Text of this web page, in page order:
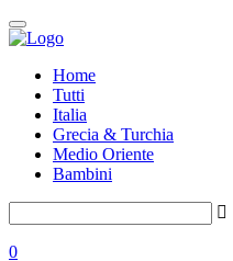
Home
Tutti
Italia
Grecia & Turchia
Medio Oriente
Bambini
0